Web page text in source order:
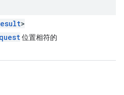
>
位置相符的